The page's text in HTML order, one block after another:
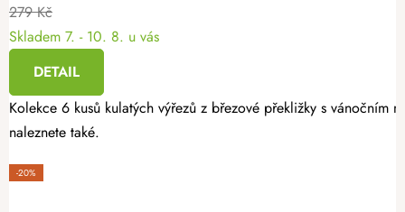
279 Kč
Skladem 7. - 10. 8. u vás
DETAIL
Kolekce 6 kusů kulatých výřezů z březové překližky s
naleznete také.
-20%